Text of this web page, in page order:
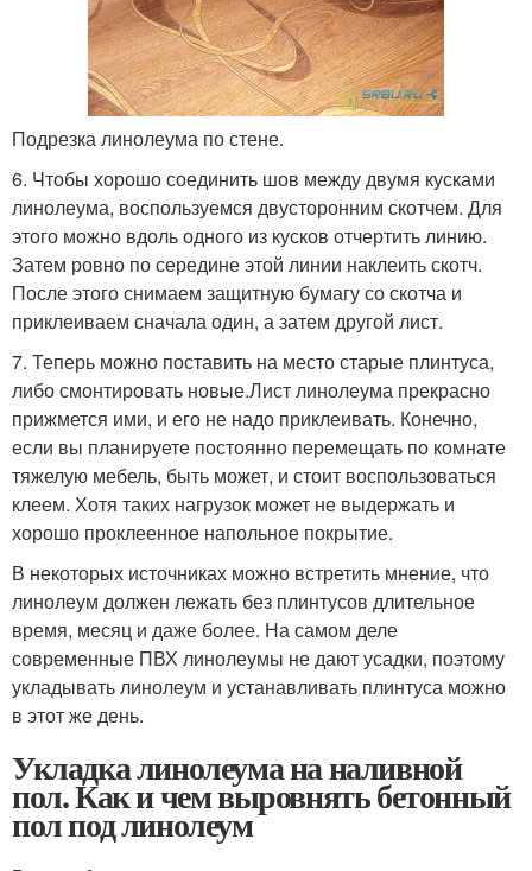
Подрезка линолеума по стене.
6. Чтобы хорошо соединить шов между двумя кусками
линолеума, воспользуемся двусторонним скотчем. Для
этого можно вдоль одного из кусков отчертить линию.
Затем ровно по середине этой линии наклеить скотч.
После этого снимаем защитную бумагу со скотча и
приклеиваем сначала один, а затем другой лист.
7. Теперь можно поставить на место старые плинтуса,
либо смонтировать новые.Лист линолеума прекрасно
прижмется ими, и его не надо приклеивать. Конечно,
если вы планируете постоянно перемещать по комнате
тяжелую мебель, быть может, и стоит воспользоваться
клеем. Хотя таких нагрузок может не выдержать и
хорошо проклеенное напольное покрытие.
В некоторых источниках можно встретить мнение, что
линолеум должен лежать без плинтусов длительное
время, месяц и даже более. На самом деле
современные ПВХ линолеумы не дают усадки, поэтому
укладывать линолеум и устанавливать плинтуса можно
в этот же день.
Укладка линолеума на наливной
пол. Как и чем выровнять бетонный
пол под линолеум